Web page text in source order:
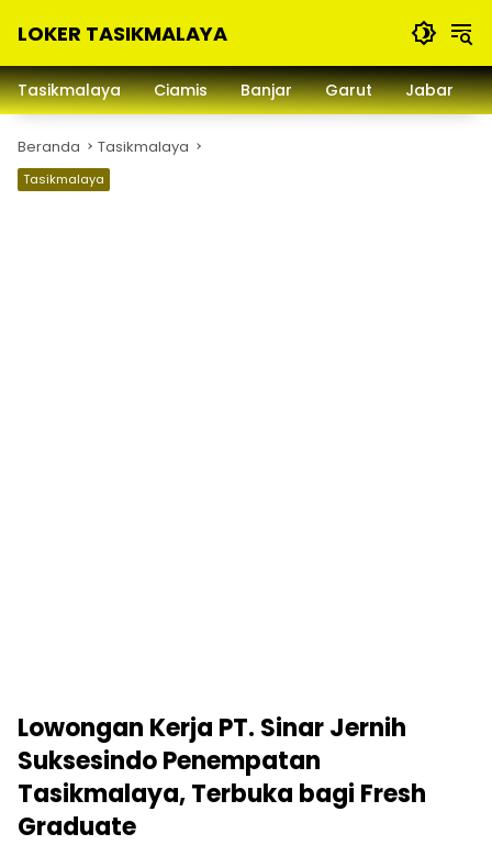
LOKER TASIKMALAYA
Lowongan
Kerja
dan
Sekitarna
Tasikmalaya Ciamis Banjar Garut Jabar
Beranda Tasikmalaya
Tasikmalaya
Lowongan Kerja PT. Sinar Jernih
Suksesindo Penempatan
Tasikmalaya, Terbuka bagi Fresh
Graduate